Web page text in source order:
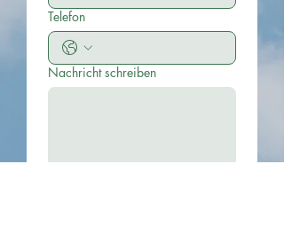
Telefon
Nachricht schreiben